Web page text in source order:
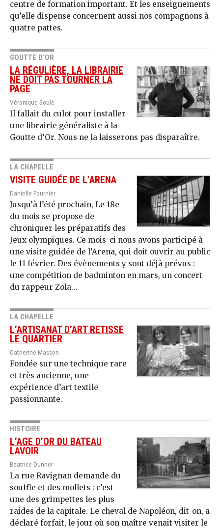
centre de formation important. Et les enseignements
qu’elle dispense concernent aussi nos compagnons à
quatre pattes.
GOUTTE D’OR
LA RÉGULIÈRE, LA LIBRAIRIE
NE DOIT PAS TOURNER LA
PAGE
Véronique Soulé
Il fallait du culot pour installer
une librairie généraliste à la
Goutte d’Or. Nous ne la laisserons pas disparaître.
LA CHAPELLE
VISITE GUIDÉE DE L’ARENA
Danielle Fournier
Jusqu’à l’été prochain, Le 18e
du mois se propose de
chroniquer les préparatifs des
Jeux olympiques. Ce mois-ci nous avons participé à
une visite guidée de l’Arena, qui doit ouvrir au public
le 11 février. Des évènements y sont déjà prévus :
une compétition de badminton en mars, un concert
du rappeur Zola…
LA CHAPELLE
L’ARTISANAT D’ART RETISSE
LE QUARTIER
Catherine Masson
Fondée sur une technique rare
et très ancienne, une
expérience d’art textile
passionnante.
HISTOIRE
L’AGE D’OR DU BATEAU
LAVOIR
Béatrice Dunner
La rue Ravignan demande du
souffle et des mollets : c’est
une des grimpettes les plus
raides de la capitale. Le cheval de Napoléon, dit-on, a
déclaré forfait, le jour où son maître venait visiter le